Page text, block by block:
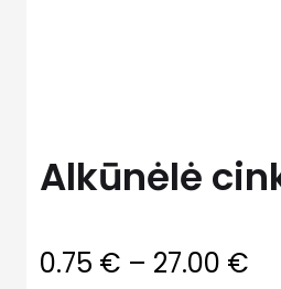
Alkūnėlė
0.75 € – 27.00 €